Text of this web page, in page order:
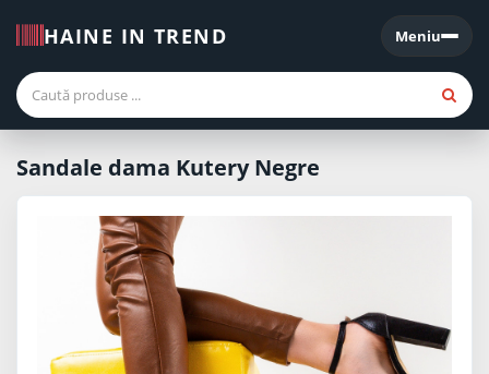
HAINE IN TREND Meniu
Meniu
Sandale dama Kutery Negre